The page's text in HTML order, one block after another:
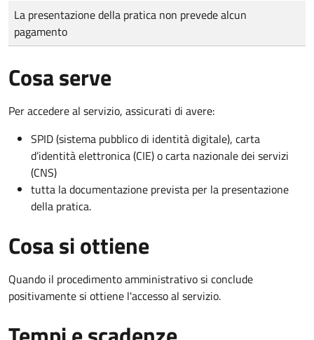
Tipo di pagamento
Importo
La presentazione della pratica non prevede alcun
pagamento
Cosa serve
Per accedere al servizio, assicurati di avere:
SPID (sistema pubblico di identità digitale), carta
d’identità elettronica (CIE) o carta nazionale dei servizi
(CNS)
tutta la documentazione prevista per la presentazione
della pratica.
Cosa si ottiene
Quando il procedimento amministrativo si conclude
positivamente si ottiene l'accesso al servizio.